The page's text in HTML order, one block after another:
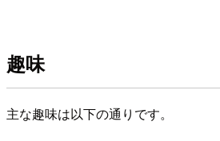
趣味
主な趣味は以下の通りです。